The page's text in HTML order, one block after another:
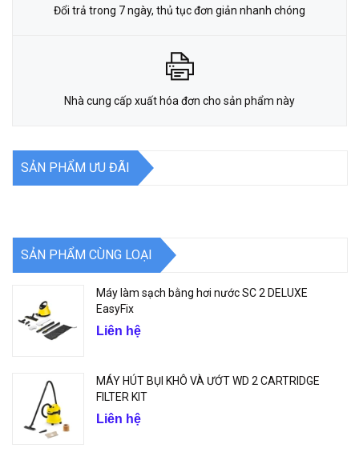
Đổi trả trong 7 ngày, thủ tục đơn giản nhanh chóng
Nhà cung cấp xuất hóa đơn cho sản phẩm này
SẢN PHẨM ƯU ĐÃI
SẢN PHẨM CÙNG LOẠI
Máy làm sạch bằng hơi nước SC 2 DELUXE
EasyFix
Liên hệ
MÁY HÚT BỤI KHÔ VÀ ƯỚT WD 2 CARTRIDGE
FILTER KIT
Liên hệ